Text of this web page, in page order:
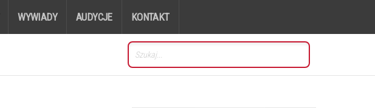
WYWIADY AUDYCJE KONTAKT